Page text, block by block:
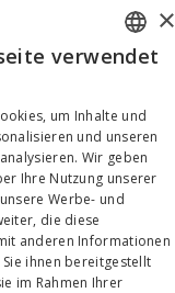
FRENCH
ITALIAN
×
verwendet
um Inhalte und
und unseren
Wir geben
Ihre Nutzung unserer
Werbe- und
die diese
anderen Informationen
ihnen bereitgestellt
im Rahmen Ihrer